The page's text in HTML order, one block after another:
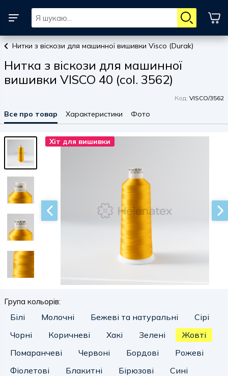
Нитки з віскози для машинної вишивки Visco (Durak)
Нитка з віскози для машинної
вишивки VISCO 40 (col. 3562)
Код: VISCO/3562
Все про товар Характеристики Фото
Хіт для вишивки
Хіт для вишивки
Хіт для вишивки
Хіт для вишивки
Група кольорів:
Білі Молочні Бежеві та натуральні
Сірі
Чорні
Коричневі Хакі Зелені
Жовті
Помаранчеві
Червоні Бордові
Рожеві
Фіолетові
Блакитні Бірюзові
Сині